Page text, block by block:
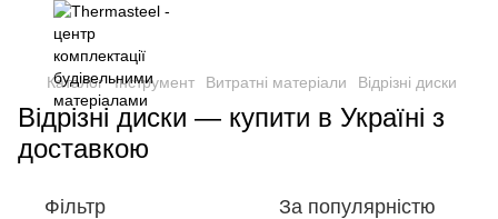
Каталог Інструмент Витратні матеріали Відрізні диски
Відрізні диски — купити в Україні з
доставкою
Фільтр За популярністю